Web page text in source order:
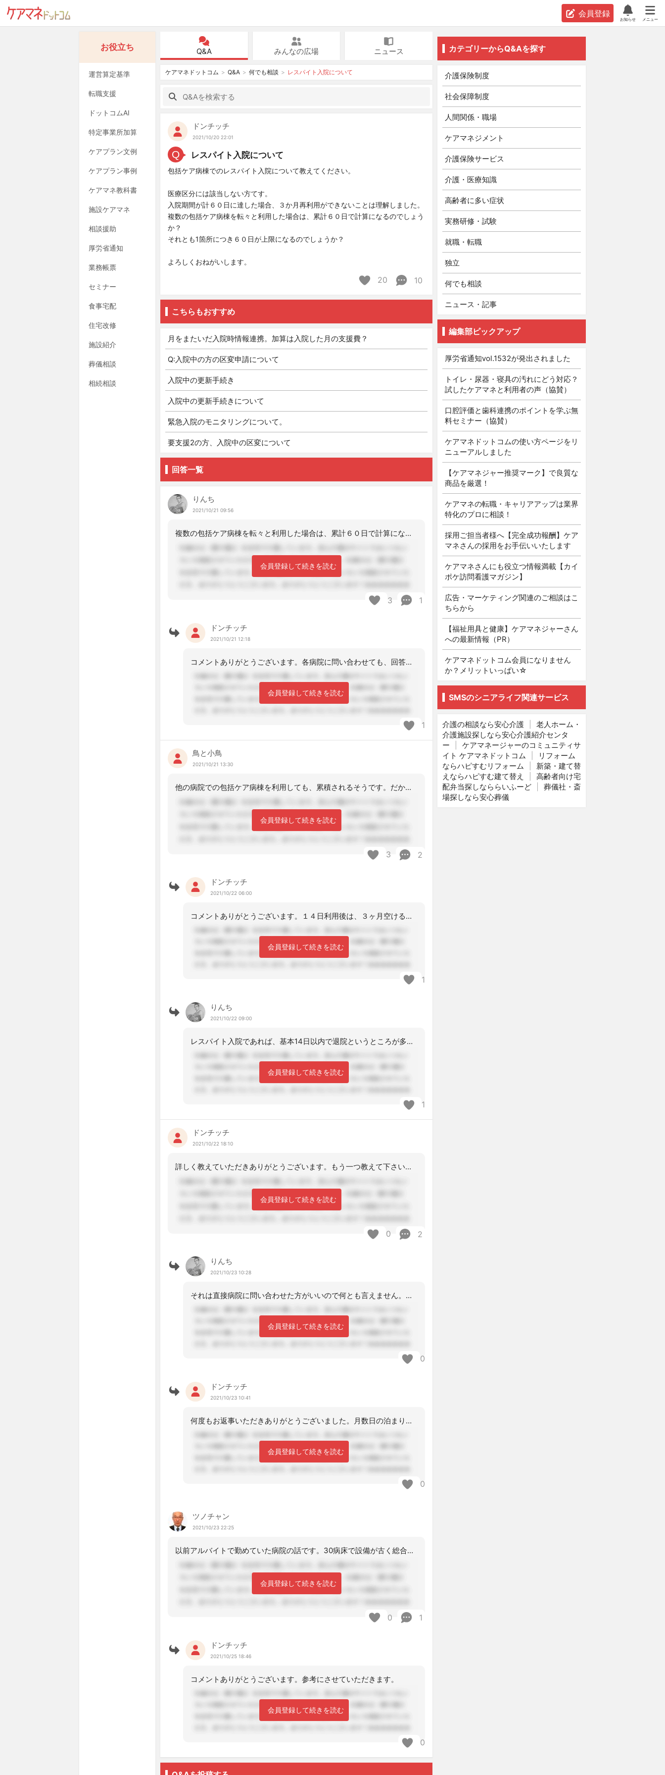
会員登録
お知らせ メニュー
お役立ち
運営算定基準
転職支援
ドットコムAI
特定事業所加算
ケアプラン文例
ケアプラン事例
ケアマネ教科書
施設ケアマネ
相談援助
厚労省通知
業務帳票
セミナー
食事宅配
住宅改修
施設紹介
葬儀相談
相続相談
Q&A みんなの広場 ニュース
ケアマネドットコム Q&A 何でも相談 レスパイト入院について
ドンチッチ
2021/10/20 22:01
Q レスパイト入院について
包括ケア病棟でのレスパイト入院について教えてください。
医療区分には該当しない方てす。
入院期間が計６０日に達した場合、３か月再利用ができないことは理解しました。
複数の包括ケア病棟を転々と利用した場合は、累計６０日で計算になるのでしょう
か？
それとも1箇所につき６０日が上限になるのでしょうか？
よろしくおねがいします。
20 10
こちらもおすすめ
月をまたいだ入院時情報連携。加算は入院した月の支援費？
Q:入院中の方の区変申請について
入院中の更新手続き
入院中の更新手続きについて
緊急入院のモニタリングについて。
要支援2の方、入院中の区変について
回答一覧
りんち
2021/10/21 09:56
複数の包括ケア病棟を転々と利用した場合は、累計６０日で計算になる。
会員登録して続きを読む
3 1
ドンチッチ
2021/10/21 12:18
コメントありがとうございます。各病院に問い合わせても、回答が定まらなかっので。参
会員登録して続きを読む
1
鳥と小鳥
2021/10/21 13:30
他の病院での包括ケア病棟を利用しても、累積されるそうです。だから介護施設の利用も
会員登録して続きを読む
3 2
ドンチッチ
2021/10/22 06:00
コメントありがとうございます。１４日利用後は、３ヶ月空ける必要がある。と言われる
会員登録して続きを読む
1
りんち
2021/10/22 09:00
レスパイト入院であれば、基本14日以内で退院というところが多いと思います。これが
会員登録して続きを読む
1
ドンチッチ
2021/10/22 18:10
詳しく教えていただきありがとうございます。もう一つ教えて下さい。A病院でレスパイ
会員登録して続きを読む
0 2
りんち
2021/10/23 10:28
それは直接病院に問い合わせた方がいいので何とも言えません。出来ない事はないとは思
会員登録して続きを読む
0
ドンチッチ
2021/10/23 10:41
何度もお返事いただきありがとうございました。月数日の泊まりを毎月利用希望があり、
会員登録して続きを読む
0
ツノチャン
2021/10/23 22:25
以前アルバイトで勤めていた病院の話です。30病床で設備が古く総合病院でも療養型で
会員登録して続きを読む
0 1
ドンチッチ
2021/10/25 18:46
コメントありがとうございます。参考にさせていただきます。
会員登録して続きを読む
0
カテゴリーからQ&Aを探す
介護保険制度
社会保障制度
人間関係・職場
ケアマネジメント
介護保険サービス
介護・医療知識
高齢者に多い症状
実務研修・試験
就職・転職
独立
何でも相談
ニュース・記事
編集部ピックアップ
厚労省通知vol.1532が発出されました
トイレ・尿器・寝具の汚れにどう対応？
試したケアマネと利用者の声（協賛）
口腔評価と歯科連携のポイントを学ぶ無
料セミナー（協賛）
ケアマネドットコムの使い方ページをリ
ニューアルしました
【ケアマネジャー推奨マーク】で良質な
商品を厳選！
ケアマネの転職・キャリアアップは業界
特化のプロに相談！
採用ご担当者様へ【完全成功報酬】ケア
マネさんの採用をお手伝いいたします
ケアマネさんにも役立つ情報満載【カイ
ポケ訪問看護マガジン】
広告・マーケティング関連のご相談はこ
ちらから
【福祉用具と健康】ケアマネジャーさん
への最新情報（PR）
ケアマネドットコム会員になりません
か？メリットいっぱい☆
SMSのシニアライフ関連サービス
介護の相談なら安心介護
老人ホーム・
介護施設探しなら安心介護紹介センタ
ー
ケアマネージャーのコミュニティサ
イト ケアマネドットコム
リフォーム
ならハピすむリフォーム
新築・建て替
えならハピすむ建て替え
高齢者向け宅
配弁当探しなららいふーど
葬儀社・斎
場探しなら安心葬儀